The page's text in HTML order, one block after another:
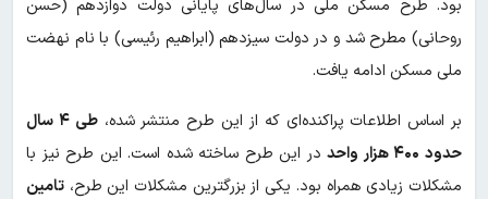
بود. طرح مسکن ملی در سال‌های پایانی دولت دوازدهم (حسن
روحانی) مطرح شد و در دولت سیزدهم (ابراهیم رئیسی) با نام نهضت
ملی مسکن ادامه یافت.
بر اساس اطلاعات پراکنده‌ای که از این طرح منتشر شده،
طی ۴ سال
حدود ۴۰۰ هزار واحد
در این طرح ساخته شده است. این طرح نیز با
مشکلات زیادی همراه بود. یکی از بزرگترین مشکلات این طرح، تامین